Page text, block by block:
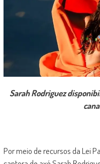
Sarah Rodriguez
Por meio de recursos da Lei